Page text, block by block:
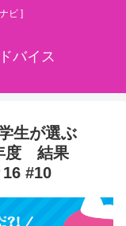
ビ ]
バイス
生が選ぶ
年度 結果
16 #10